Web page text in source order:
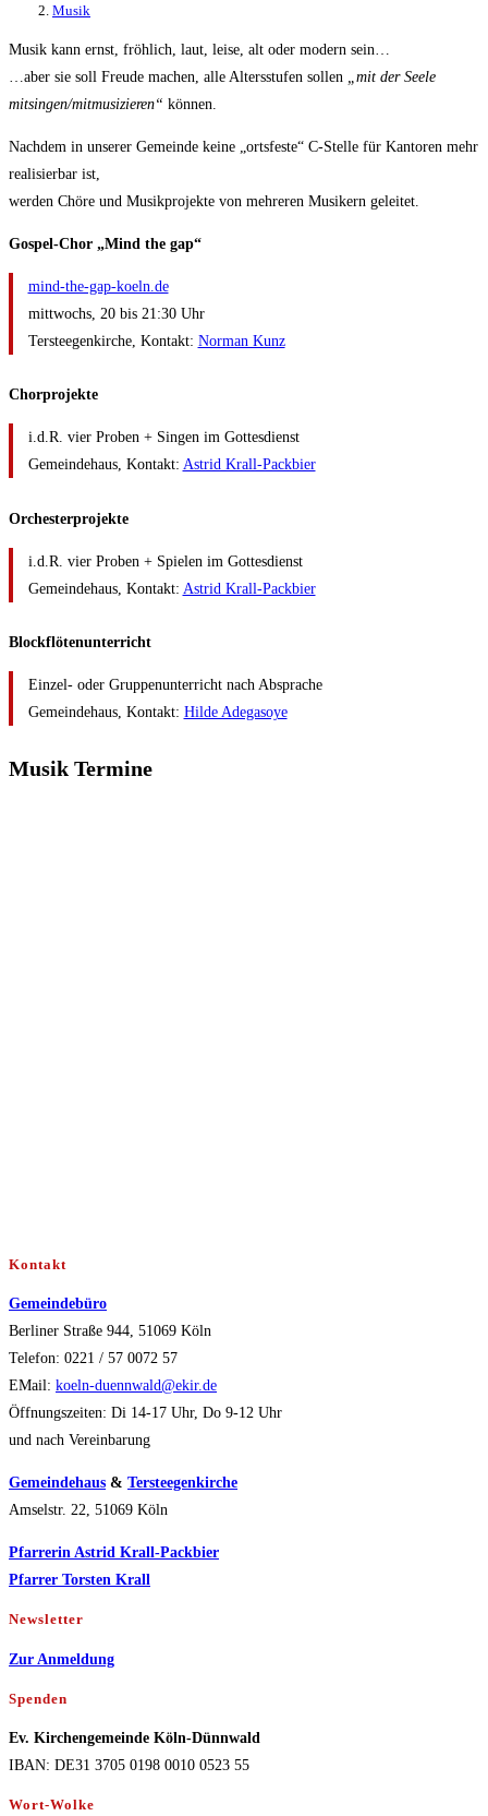
Musik
Musik kann ernst, fröhlich, laut, leise, alt oder modern sein…
…aber sie soll Freude machen, alle Altersstufen sollen
„mit der Seele
mitsingen/mitmusizieren“ können.
Nachdem in unserer Gemeinde keine „ortsfeste“ C-Stelle für Kantoren mehr
realisierbar ist,
werden Chöre und Musikprojekte von mehreren Musikern geleitet.
Gospel-Chor „Mind the gap“
mind-the-gap-koeln.de
mittwochs, 20 bis 21:30 Uhr
Tersteegenkirche, Kontakt: Norman Kunz
Chorprojekte
i.d.R. vier Proben + Singen im Gottesdienst
Gemeindehaus, Kontakt: Astrid Krall-Packbier
Orchesterprojekte
i.d.R. vier Proben + Spielen im Gottesdienst
Gemeindehaus, Kontakt: Astrid Krall-Packbier
Blockflötenunterricht
Einzel- oder Gruppenunterricht nach Absprache
Gemeindehaus, Kontakt: Hilde Adegasoye
Musik Termine
Kontakt
Gemeindebüro
Berliner Straße 944, 51069 Köln
Telefon: 0221 / 57 0072 57
EMail: koeln-duennwald@ekir.de
Öffnungszeiten: Di 14-17 Uhr, Do 9-12 Uhr
und nach Vereinbarung
Gemeindehaus & Tersteegenkirche
Amselstr. 22, 51069 Köln
Pfarrerin Astrid Krall-Packbier
Pfarrer Torsten Krall
Newsletter
Zur Anmeldung
Spenden
Ev. Kirchengemeinde Köln-Dünnwald
IBAN: DE31 3705 0198 0010 0523 55
Wort-Wolke